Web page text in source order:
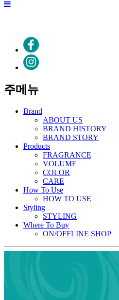
주메뉴
Brand
ABOUT US
BRAND HISTORY
BRAND STORY
Products
FRAGRANCE
VOLUME
COLOR
CARE
How To Use
HOW TO USE
Styling
STYLING
Where To Buy
ON/OFFLINE SHOP